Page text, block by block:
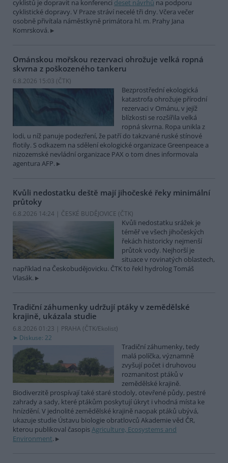
cyklistů je dopravit na konferenci deset návrhů na podporu
cyklistické dopravy. V Praze stráví necelé tři dny. Včera večer
osobně přivítala náměstkyně primátora hl. m. Prahy Jana
Komrsková.
Ománskou mořskou rezervaci ohrožuje velká ropná
skvrna z poškozeného tankeru
6.8.2026 15:03 (ČTK)
Bezprostřední ekologická
katastrofa ohrožuje přírodní
rezervaci v Ománu, v jejíž
blízkosti se rozšířila velká
ropná skvrna. Ropa unikla z
lodi, u níž panuje podezření, že patří do takzvané ruské stínové
flotily. S odkazem na sdělení ekologické organizace Greenpeace a
nizozemské nevládní organizace PAX o tom dnes informovala
agentura AFP.
Kvůli nedostatku deště mají jihočeské řeky minimální
průtoky
6.8.2026 14:24 | ČESKÉ BUDĚJOVICE (ČTK)
Kvůli nedostatku srážek je
téměř ve všech jihočeských
řekách historicky nejmenší
průtok vody. Nejhorší je
situace v rovinatých oblastech,
například na Českobudějovicku. ČTK to řekl hydrolog Tomáš
Vlasák.
Tradiční záhumenky udržují ptáky v zemědělské
krajině, ukázala studie
6.8.2026 01:23 | PRAHA (ČTK/Ekolist)
Diskuse: 22
Tradiční záhumenky, tedy
malá políčka, významně
zvyšují počet i druhovou
rozmanitost ptáků v
zemědělské krajině.
Biodiverzitě prospívají také staré stodoly, otevřené půdy, pestré
zahrady a sady, které ptákům poskytují úkryt i vhodná místa ke
hnízdění. V jednolité zemědělské krajině naopak ptáků ubývá,
ukazuje studie Ústavu biologie obratlovců Akademie věd ČR,
kterou publikoval časopisAgriculture, Ecosystems and
Environment.